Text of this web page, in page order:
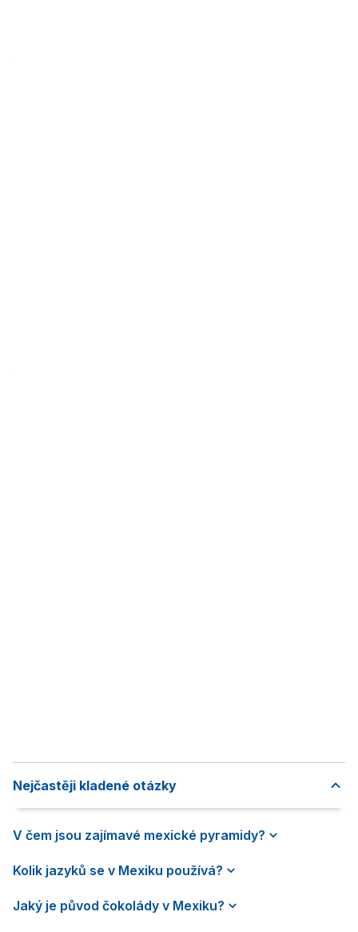
Nejčastěji kladené otázky
V čem jsou zajímavé mexické pyramidy?
Kolik jazyků se v Mexiku používá?
Jaký je původ čokolády v Mexiku?